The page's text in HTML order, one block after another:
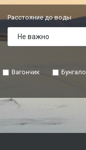
Расстояние до воды
Вагончик Бунгало